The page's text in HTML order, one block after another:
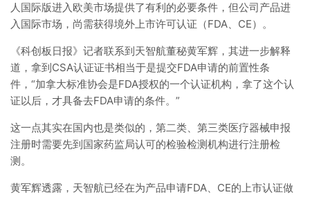
人国际版进入欧美市场提供了有利的必要条件，但公司产品进
入国际市场，尚需获得境外上市许可认证（FDA、CE）。
《科创板日报》记者联系到天智航董秘黄军辉，其进一步解释
道，拿到CSA认证证书相当于是提交FDA申请的前置性条
件，“加拿大标准协会是FDA授权的一个认证机构，拿了这个认
证以后，才具备去FDA申请的条件。”
这一点其实在国内也是类似的，第二类、第三类医疗器械申报
注册时需要先到国家药监局认可的检验检测机构进行注册检
测。
黄军辉透露，天智航已经在为产品申请FDA、CE的上市认证做